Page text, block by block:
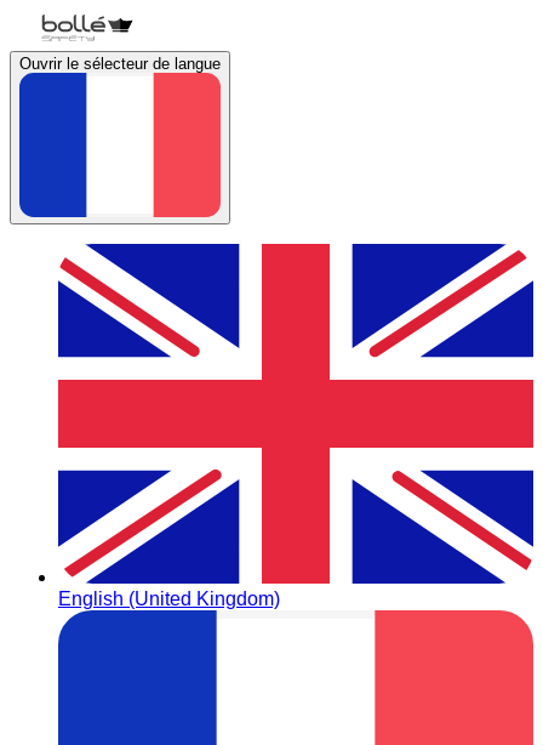
Ouvrir le sélecteur de langue
English (United Kingdom)